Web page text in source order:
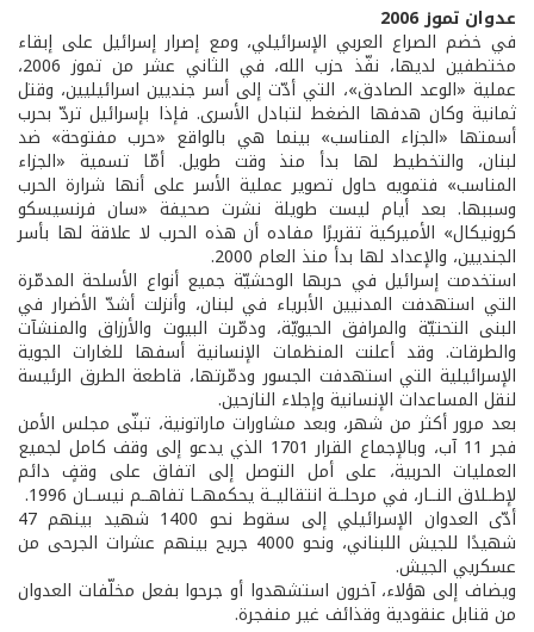
عدوان تموز 2006
في خضم الصراع العربي الإسرائيلي، ومع إصرار إسرائيل على إبقاء
مختطفين لديها، نفّذ حزب الله، في الثاني عشر من تموز 2006،
عملية «الوعد الصادق»، التي أدّت إلى أسر جنديين اسرائيليين، وقتل
ثمانية وكان هدفها الضغط لتبادل الأسرى. فإذا بإسرائيل تردّ بحرب
أسمتها «الجزاء المناسب» بينما هي بالواقع «حرب مفتوحة» ضد
لبنان، والتخطيط لها بدأ منذ وقت طويل. أمّا تسمية «الجزاء
المناسب» فتمويه حاول تصوير عملية الأسر على أنها شرارة الحرب
وسببها. بعد أيام ليست طويلة نشرت صحيفة «سان فرنسيسكو
كرونيكال» الأميركية تقريرًا مفاده أن هذه الحرب لا علاقة لها بأسر
الجنديين، والإعداد لها بدأ منذ العام 2000.
استخدمت إسرائيل في حربها الوحشيّة جميع أنواع الأسلحة المدمّرة
التي استهدفت المدنيين الأبرياء في لبنان، وأنزلت أشدّ الأضرار في
البنى التحتيّة والمرافق الحيويّة، ودمّرت البيوت والأرزاق والمنشآت
والطرقات. وقد أعلنت المنظمات الإنسانية أسفها للغارات الجوية
الإسرائيلية التي استهدفت الجسور ودمّرتها، قاطعة الطرق الرئيسة
لنقل المساعدات الإنسانية وإجلاء النازحين.
بعد مرور أكثر من شهر، وبعد مشاورات ماراتونية، تبنّى مجلس الأمن
فجر 11 آب، وبالإجماع القرار 1701 الذي يدعو إلى وقف كامل لجميع
العمليات الحربية، على أمل التوصل إلى اتفاق على وقفٍ دائم
لإطــلاق النــار، في مرحلــة انتقاليــة يحكمهــا تفاهــم نيســان 1996.
أدّى العدوان الإسرائيلي إلى سقوط نحو 1400 شهيد بينهم 47
شهيدًا للجيش اللبناني، ونحو 4000 جريح بينهم عشرات الجرحى من
عسكريي الجيش.
ويضاف إلى هؤلاء، آخرون استشهدوا أو جرحوا بفعل مخلّفات العدوان
من قنابل عنقودية وقذائف غير منفجرة.